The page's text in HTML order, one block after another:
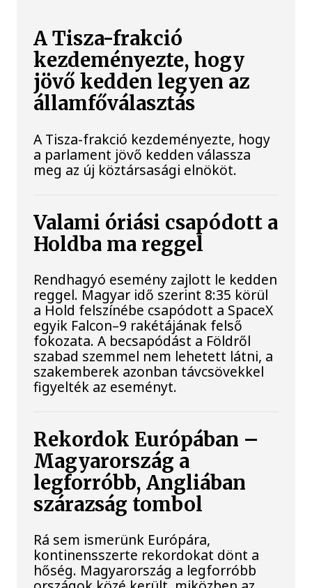
A Tisza-frakció
kezdeményezte, hogy
jövő kedden legyen az
államfőválasztás
A Tisza-frakció kezdeményezte, hogy
a parlament jövő kedden válassza
meg az új köztársasági elnököt.
Valami óriási csapódott a
Holdba ma reggel
Rendhagyó esemény zajlott le kedden
reggel. Magyar idő szerint 8:35 körül
a Hold felszínébe csapódott a SpaceX
egyik Falcon–9 rakétájának felső
fokozata. A becsapódást a Földről
szabad szemmel nem lehetett látni, a
szakemberek azonban távcsövekkel
figyelték az eseményt.
Rekordok Európában –
Magyarország a
legforróbb, Angliában
szárazság tombol
Rá sem ismerünk Európára,
kontinensszerte rekordokat dönt a
hőség. Magyarország a legforróbb